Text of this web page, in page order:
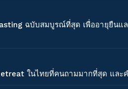
ฉบับสมบูรณ์ที่สุด เพื่ออายุยืนแ
ในไทยที่คนถามมากที่สุด และ